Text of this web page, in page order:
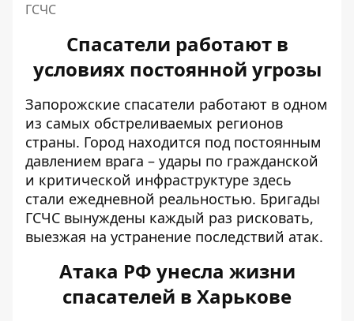
ГСЧС
Спасатели работают в
условиях постоянной угрозы
Запорожские спасатели работают в одном
из самых обстреливаемых регионов
страны. Город находится под постоянным
давлением врага – удары по гражданской
и критической инфраструктуре здесь
стали ежедневной реальностью. Бригады
ГСЧС вынуждены каждый раз рисковать,
выезжая на устранение последствий атак.
Атака РФ унесла жизни
спасателей в Харькове